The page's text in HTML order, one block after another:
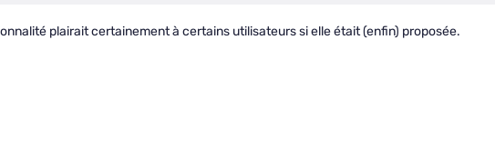
plairait certainement à certains utilisateurs si elle était (enfin) proposée.